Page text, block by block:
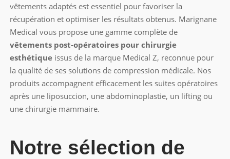
vêtements adaptés est essentiel pour favoriser la
récupération et optimiser les résultats obtenus. Marignane
Medical vous propose une gamme complète de
vêtements post-opératoires pour chirurgie
esthétiqueissus de la marque Medical Z, reconnue pour
la qualité de ses solutions de compression médicale. Nos
produits accompagnent efficacement les suites opératoires
après une liposuccion, une abdominoplastie, un lifting ou
une chirurgie mammaire.
Notre sélection de